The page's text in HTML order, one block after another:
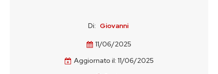
Di: Giovanni
11/06/2025
Aggiornato il: 11/06/2025